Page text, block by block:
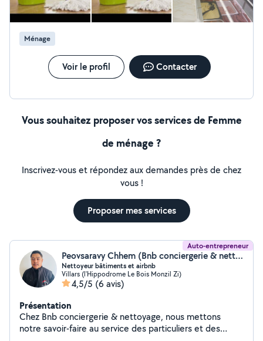
Ménage
Voir le profil Contacter
Vous souhaitez proposer vos services de Femme
de ménage ?
Inscrivez-vous et répondez aux demandes près de chez
vous !
Proposer mes services
Auto-entrepreneur
Peovsaravy Chhem (Bnb conciergerie & nettoyage)
Nettoyeur bâtiments et airbnb
Villars (l'Hippodrome Le Bois Monzil Zi)
4,5/5 (6 avis)
Présentation
Chez Bnb conciergerie & nettoyage, nous mettons
notre savoir-faire au service des particuliers et des